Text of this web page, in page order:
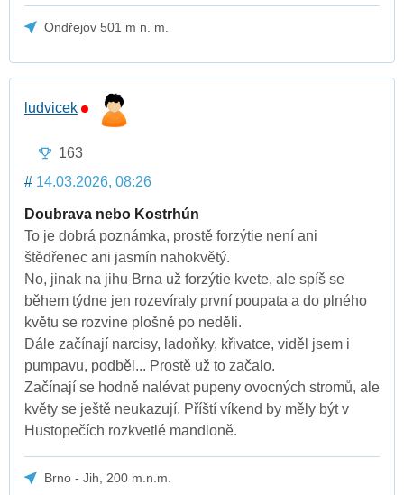
Ondřejov 501 m n. m.
ludvicek
163
# 14.03.2026, 08:26
Doubrava nebo Kostrhún
To je dobrá poznámka, prostě forzýtie není ani
štědřenec ani jasmín nahokvětý.
No, jinak na jihu Brna už forzýtie kvete, ale spíš se
během týdne jen rozevíraly první poupata a do plného
květu se rozvine plošně po neděli.
Dále začínají narcisy, ladoňky, křivatce, viděl jsem i
pumpavu, podběl... Prostě už to začalo.
Začínají se hodně nalévat pupeny ovocných stromů, ale
květy se ještě neukazují. Příští víkend by měly být v
Hustopečích rozkvetlé mandloně.
Brno - Jih, 200 m.n.m.